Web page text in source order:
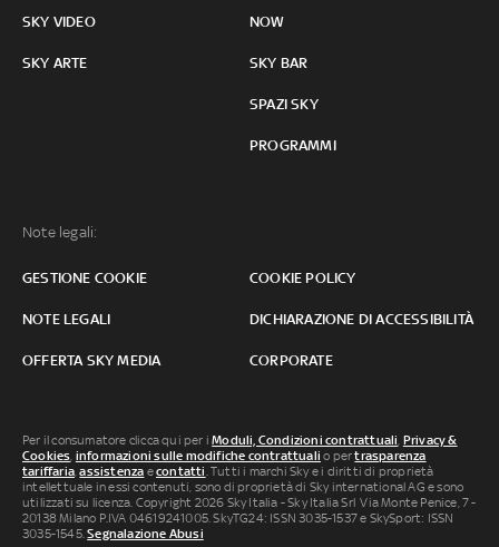
SKY VIDEO
SKY ARTE
NOW
SKY BAR
SPAZI SKY
PROGRAMMI
Note legali:
GESTIONE COOKIE COOKIE POLICY
NOTE LEGALI DICHIARAZIONE DI ACCESSIBILITÀ
OFFERTA SKY MEDIA CORPORATE
Per il consumatore clicca qui per iModuli, Condizioni contrattuali, Privacy &
Cookies, informazioni sulle modifiche contrattuali o pertrasparenza
tariffaria,assistenza econtatti. Tutti i marchi Sky e i diritti di proprietà
intellettuale in essi contenuti, sono di proprietà di Sky international AG e sono
utilizzati su licenza. Copyright 2026 Sky Italia - Sky Italia Srl Via Monte Penice, 7 -
20138 Milano P.IVA 04619241005. SkyTG24: ISSN 3035-1537 e SkySport: ISSN
3035-1545.Segnalazione Abusi